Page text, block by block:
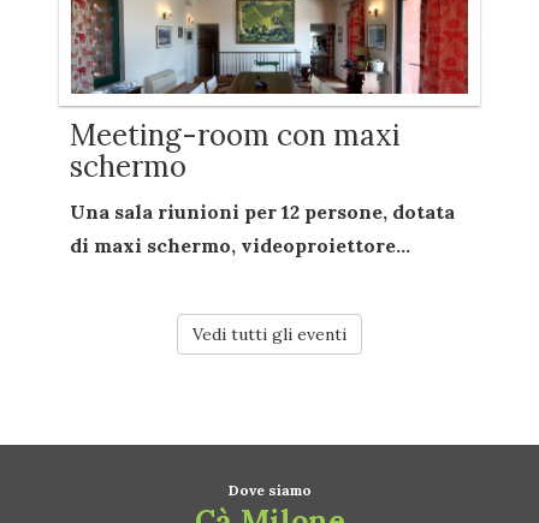
Meeting-room con maxi
schermo
Una sala riunioni per 12 persone, dotata
di maxi schermo, videoproiettore...
Vedi tutti gli eventi
Dove siamo